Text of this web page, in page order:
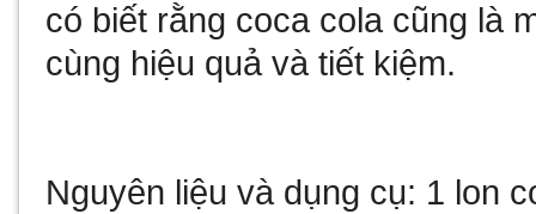
có biết rằng coca cola cũng là
cùng hiệu quả và tiết kiệm.
Nguyên liệu và dụng cụ: 1 lon